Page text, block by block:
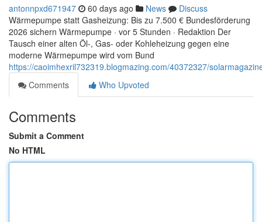
antonnpxd671947 60 days ago News
Discuss
Wärmepumpe statt Gasheizung: Bis zu 7.500 € Bundesförderung
2026 sichern Wärmepumpe · vor 5 Stunden · Redaktion Der
Tausch einer alten Öl-, Gas- oder Kohleheizung gegen eine
moderne Wärmepumpe wird vom Bund
https://caoimhexril732319.blogmazing.com/40372327/
Comments
Who Upvoted
Comments
Submit a Comment
No HTML